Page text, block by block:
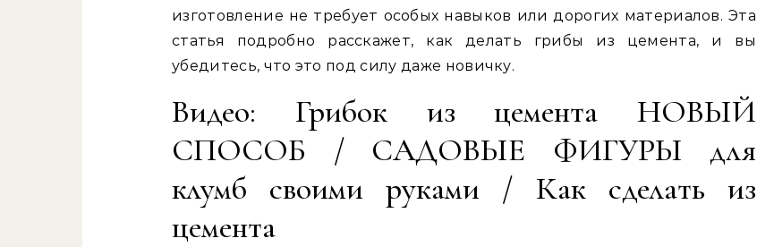
изготовление не требует особых навыков или дорогих материалов. Эта
статья подробно расскажет, как делать грибы из цемента, и вы
убедитесь, что это под силу даже новичку.
Видео: Грибок из цемента НОВЫЙ
СПОСОБ / САДОВЫЕ ФИГУРЫ для
клумб своими руками / Как сделать из
цемента